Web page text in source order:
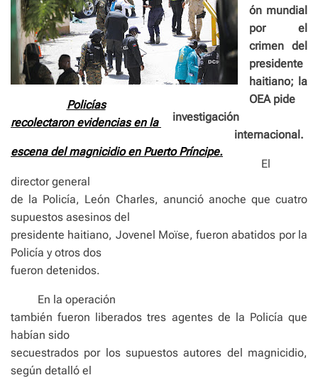
Policías
recolectaron evidencias en la
escena del magnicidio en Puerto Príncipe.
ón mundial
por el
crimen del
presidente
haitiano; la
OEA pide
investigación
internacional.
El
director general
de la Policía, León Charles, anunció anoche que cuatro
supuestos asesinos del
presidente haitiano, Jovenel Moïse, fueron abatidos por la
Policía y otros dos
fueron detenidos.
En la operación
también fueron liberados tres agentes de la Policía que
habían sido
secuestrados por los supuestos autores del magnicidio,
según detalló el